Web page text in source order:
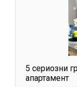
5 сериозни
апартамент